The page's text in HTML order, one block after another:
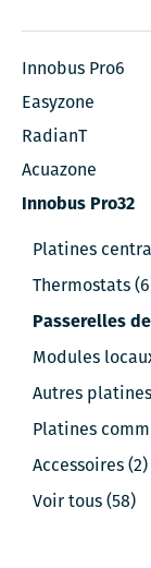
Innobus Pro6
Easyzone
RadianT
Acuazone
Innobus Pro32
Platines
Thermostats
Passerelles
Modules
Autres
Platines
Accessoires (2)
Voir tous (58)